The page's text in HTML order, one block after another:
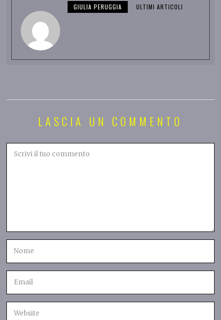
GIULIA PERUGGIA ULTIMI ARTICOLI
LASCIA UN COMMENTO